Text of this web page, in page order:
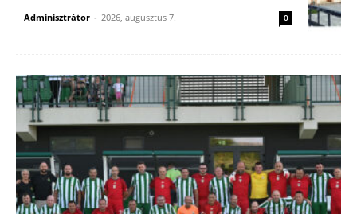
Adminisztrátor - 2026, augusztus 7. 0